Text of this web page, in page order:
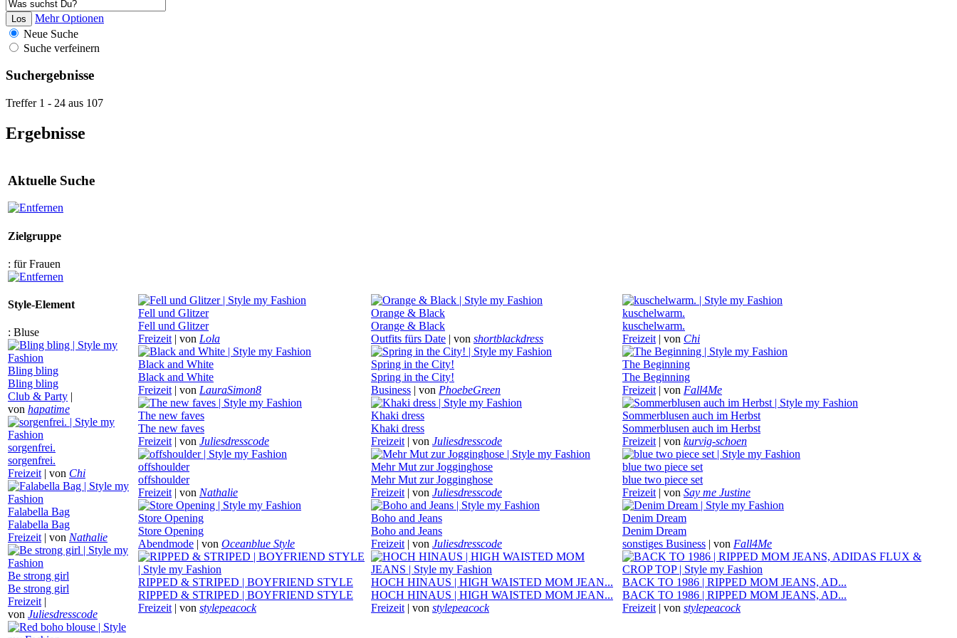
Mehr Optionen
Neue Suche
Suche verfeinern
Suchergebnisse
Treffer 1 - 24 aus 107
Ergebnisse
Aktuelle Suche
Zielgruppe
: für Frauen
Style-Element
: Bluse
Bling bling
Bling bling
Club & Party |
von hapatime
sorgenfrei.
sorgenfrei.
Freizeit | von Chi
Falabella Bag
Falabella Bag
Freizeit | von Nathalie
Be strong girl
Be strong girl
Freizeit |
von Juliesdresscode
Fell und Glitzer
Fell und Glitzer
Freizeit | von Lola
Black and White
Black and White
Freizeit | von LauraSimon8
The new faves
The new faves
Freizeit | von Juliesdresscode
offshoulder
offshoulder
Freizeit | von Nathalie
Store Opening
Store Opening
Abendmode | von Oceanblue Style
RIPPED & STRIPED | BOYFRIEND STYLE
RIPPED & STRIPED | BOYFRIEND STYLE
Freizeit | von stylepeacock
Orange & Black
Orange & Black
Outfits fürs Date | von shortblackdress
Spring in the City!
Spring in the City!
Business | von PhoebeGreen
Khaki dress
Khaki dress
Freizeit | von Juliesdresscode
Mehr Mut zur Jogginghose
Mehr Mut zur Jogginghose
Freizeit | von Juliesdresscode
Boho and Jeans
Boho and Jeans
Freizeit | von Juliesdresscode
HOCH HINAUS | HIGH WAISTED MOM JEAN...
HOCH HINAUS | HIGH WAISTED MOM JEAN...
Freizeit | von stylepeacock
kuschelwarm.
kuschelwarm.
Freizeit | von Chi
The Beginning
The Beginning
Freizeit | von Fall4Me
Sommerblusen auch im Herbst
Sommerblusen auch im Herbst
Freizeit | von kurvig-schoen
blue two piece set
blue two piece set
Freizeit | von Say me Justine
Denim Dream
Denim Dream
sonstiges Business | von Fall4Me
BACK TO 1986 | RIPPED MOM JEANS, AD...
BACK TO 1986 | RIPPED MOM JEANS, AD...
Freizeit | von stylepeacock